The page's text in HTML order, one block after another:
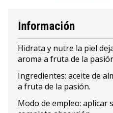
Información
Hidrata y nutre la piel
aroma a fruta de la
Ingredientes: aceite de
a fruta de la pasión.
Modo de empleo: aplicar